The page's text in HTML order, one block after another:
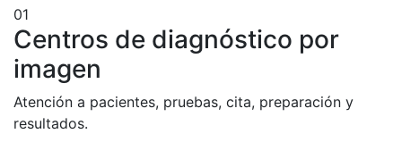
01
Centros de diagnóstico por
imagen
Atención a pacientes, pruebas, cita, preparación y
resultados.